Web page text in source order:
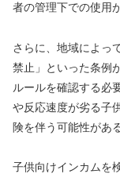
者の管理下での使用
さらに、地域によっ
禁止」といった条例
ルールを確認する必
や反応速度が劣る子
険を伴う可能性があ
子供向けインカムを